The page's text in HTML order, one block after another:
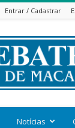
Entrar / Cadastrar
Notícias